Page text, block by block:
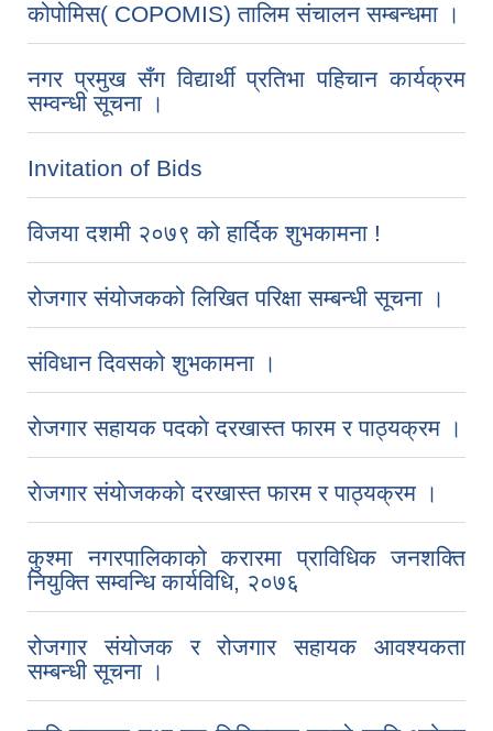
कोपोमिस( COPOMIS) तालिम संचालन सम्बन्धमा ।
नगर प्रमुख सँग विद्यार्थी प्रतिभा पहिचान कार्यक्रम
सम्वन्धी सूचना ।
Invitation of Bids
विजया दशमी २०७९ को हार्दिक शुभकामना !
रोजगार संयोजकको लिखित परिक्षा सम्बन्धी सूचना ।
संविधान दिवसको शुभकामना ।
राेजगार सहायक पदकाे दरखास्त फारम र पाठ्यक्रम ।
राेजगार संयाेजककाे दरखास्त फारम र पाठ्यक्रम ।
कुश्मा नगरपालिकाको करारमा प्राविधिक जनशक्ति
नियुक्ति सम्वन्धि कार्यविधि, २०७६
रोजगार संयोजक र रोजगार सहायक आवश्यकता
सम्बन्धी सूचना ।